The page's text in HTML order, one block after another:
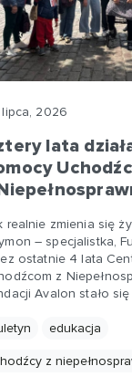
2026
lata
realnie zmienia się
– specjalistka,
ostatnie 4 lata
z
Avalon stało
edukacja
z